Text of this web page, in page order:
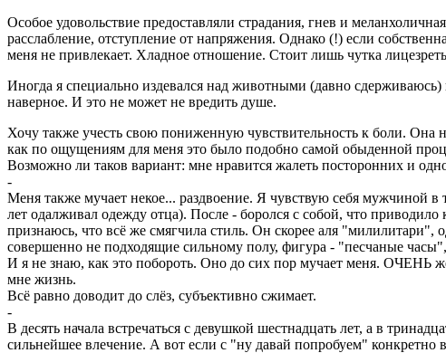
Особое удовольствие предоставляли страдания, гнев и
расслабление, отступление от напряжения. Однако (!) если
меня не привлекает. Хладное отношение. Стоит лишь чутка
Иногда я специально издевался над животными (давно
наверное. И это не может не вредить душе.
Хочу также учесть свою пониженную чувствительность к боли. Она
как по ощущениям для меня это было подобно самой обыденной
Возможно ли таков вариант: мне нравится жалеть посторонних и
-
Меня также мучает некое... раздвоение. Я чувствую себя мужчиной
лет одалживал одежду отца). После - боролся с собой, что
признаюсь, что всё же смягчила стиль. Он скорее аля
совершенно не подходящие сильному полу, фигура - "песчаные
И я не знаю, как это побороть. Оно до сих пор мучает меня. ОЧЕНЬ
мне жизнь.
Всё равно доводит до слёз, субъективно сжимает.
-
В десять начала встречаться с девушкой шестнадцать лет, а в
сильнейшее влечение. А вот если с "ну давай попробуем" конкретно